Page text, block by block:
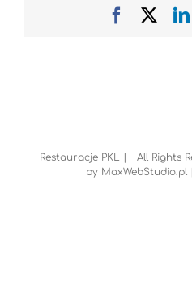
Facebook
Restauracje PKL | All Rights
by MaxWebStudio.pl|